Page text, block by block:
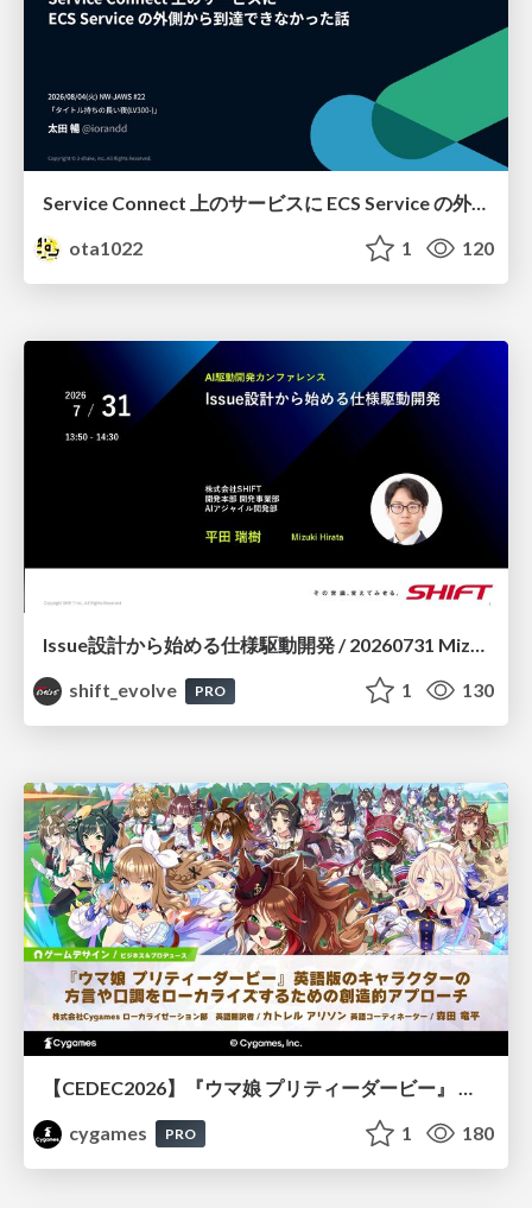
Service Connect 上のサービスに ECS Service の外側から到達できなかった話
ota1022
1 120
Issue設計から始める仕様駆動開発 / 20260731 Mizuki Hirata
shift_evolve
PRO 1 130
cygames
PRO 1 180